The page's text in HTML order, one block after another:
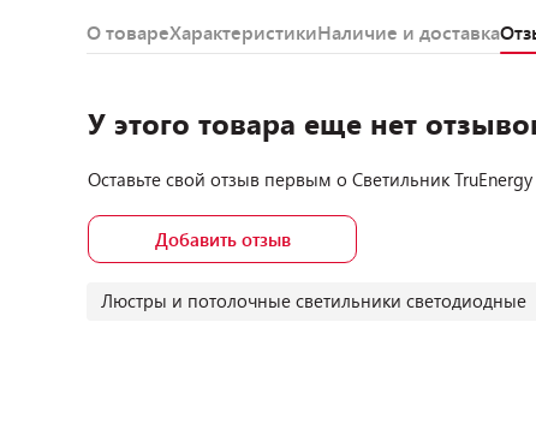
О товареХарактеристикиНаличие и доставка
У этого товара еще нет
Оставьте свой отзыв первым о Светильник
Добавить отзыв
Люстры и потолочные светильники светодиодные